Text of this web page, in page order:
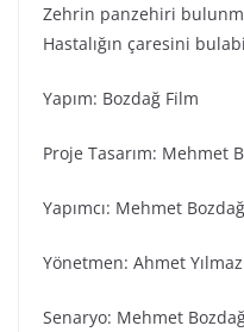
Zehrin panzehiri
Hastalığın çaresini
Yapım: Bozdağ Fi̇lm
Proje Tasarım: Mehmet
Yapımcı: Mehmet Bozdağ
Yönetmen: Ahmet Yılmaz
Senaryo: Mehmet